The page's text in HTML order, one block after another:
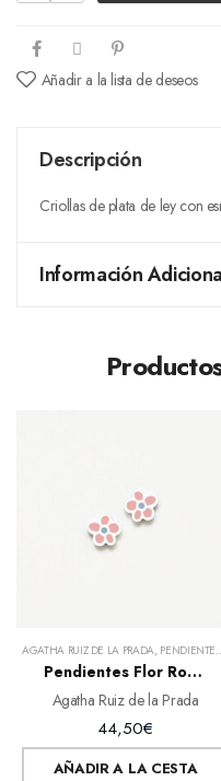
Añadir a la lista de deseos
Descripción
Criollas de plata de ley con
Información
AGATHA RUIZ DE LA PRADA, PENDIENTES Y AROS
Pendientes Flor Rosa New Bebé
Agatha Ruiz de la Prada
44,50€
AÑADIR A LA CESTA